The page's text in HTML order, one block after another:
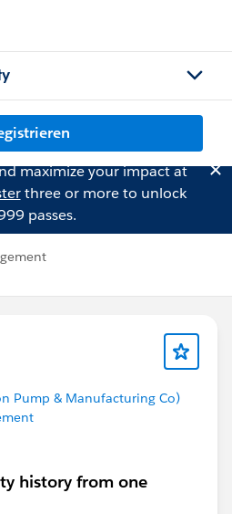
maximize your impact at
three or more to unlock
passes.
Pump & Manufacturing Co)
history from one